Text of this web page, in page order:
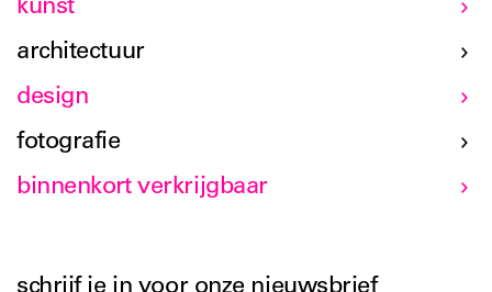
kunst
architectuur
design
fotografie
binnenkort verkrijgbaar